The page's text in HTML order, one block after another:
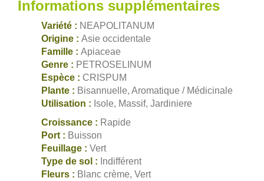
Informations supplémentaires
Variété : NEAPOLITANUM
Origine : Asie occidentale
Famille : Apiaceae
Genre : PETROSELINUM
Espèce : CRISPUM
Plante : Bisannuelle, Aromatique / Médicinale
Utilisation : Isole, Massif, Jardiniere
Croissance : Rapide
Port : Buisson
Feuillage : Vert
Type de sol : Indifférent
Fleurs : Blanc crème, Vert